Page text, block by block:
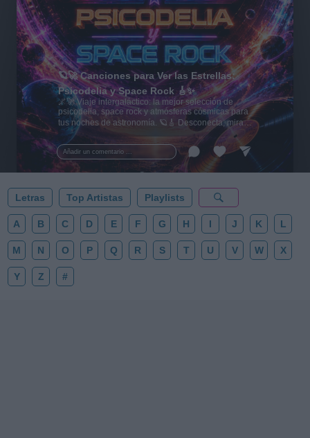
Añadir un comentario ...
🪐🚀 Canciones para Ver las Estrellas:
Psicodelia y Space Rock 🎸✨
🌌🚀 Viaje intergaláctico: la mejor selección de
psicodelia, space rock y atmósferas cósmicas para
tus noches de astronomía. 🪐🎸 Desconecta, mira
al firmamento y siente la gravedad cero. 💾 ¡Guarda
esta colección para tu próxima noche estrellada!
✨⭐
Letras Top Artistas Playlists
A B C D E F G H I J K L
M N O P Q R S T U V W X
Y Z #